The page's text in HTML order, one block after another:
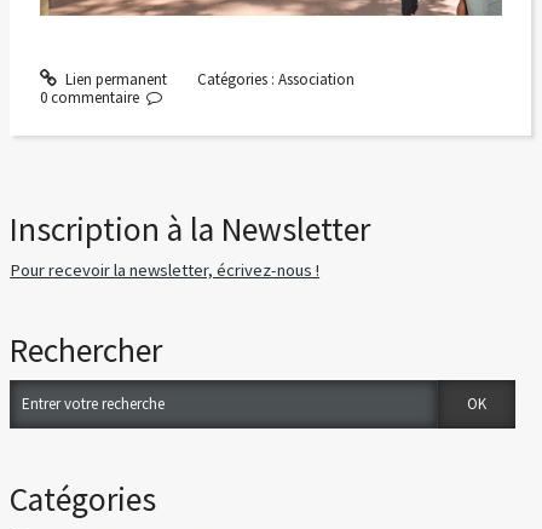
Lien permanent Catégories : Association
0 commentaire
Inscription à la Newsletter
Pour recevoir la newsletter, écrivez-nous !
Rechercher
Catégories